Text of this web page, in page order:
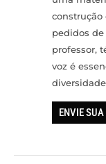
construção
pedidos de
professor,
voz é
ENVIE